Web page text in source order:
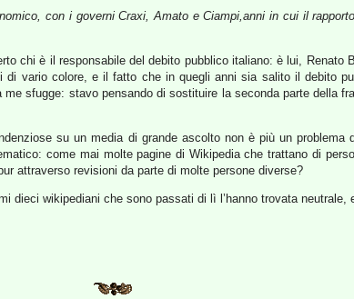
con i governi Craxi, Amato e Ciampi,anni in cui il
chi è il responsabile del debito pubblico italiano: è lui,
vario colore, e il fatto che in quegli anni sia salito il debito
sfugge: stavo pensando di sostituire la seconda parte della
su un media di grande ascolto non è più un
come mai molte pagine di Wikipedia che trattano di
attraverso revisioni da parte di molte persone diverse?
dieci wikipediani che sono passati di lì l’hanno trovata